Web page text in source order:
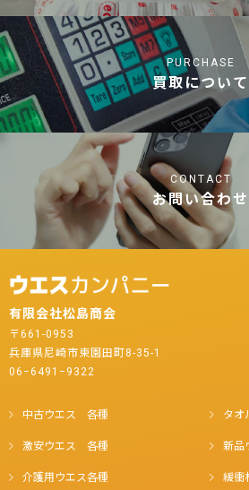
PURCHASE
買取について
CONTACT
お問い合わせ
有限会社松島商会
〒661-0953
兵庫県尼崎市東園田町8-35-1
06−6491−9322
中古ウエス 各種 タオ
激安ウエス 各種 新品
介護用ウエス各種 緩衝